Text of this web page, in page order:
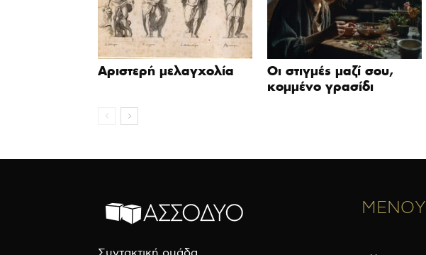
Αριστερή μελαγχολία
Οι στιγμές μαζί σου,
κομμένο γρασίδι
ΜΕΝΟΥ